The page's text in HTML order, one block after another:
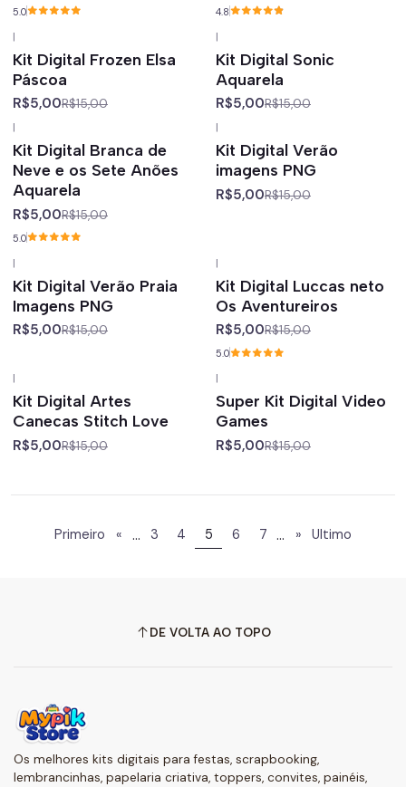
5.0 4.8
|
Kit Digital Frozen Elsa
Páscoa
R$5,00R$15,00
|
Kit Digital Sonic
Aquarela
R$5,00R$15,00
|
Kit Digital Branca de
Neve e os Sete Anões
Aquarela
R$5,00R$15,00
5.0
|
Kit Digital Verão
imagens PNG
R$5,00R$15,00
|
Kit Digital Verão Praia
Imagens PNG
R$5,00R$15,00
|
Kit Digital Luccas neto
Os Aventureiros
R$5,00R$15,00
5.0
|
Kit Digital Artes
Canecas Stitch Love
R$5,00R$15,00
|
Super Kit Digital Video
Games
R$5,00R$15,00
Primeiro « ... 3 4 5 6 7 ... » Ultimo
DE VOLTA AO TOPO
Os melhores kits digitais para festas, scrapbooking,
lembrancinhas, papelaria criativa, toppers, convites, painéis,